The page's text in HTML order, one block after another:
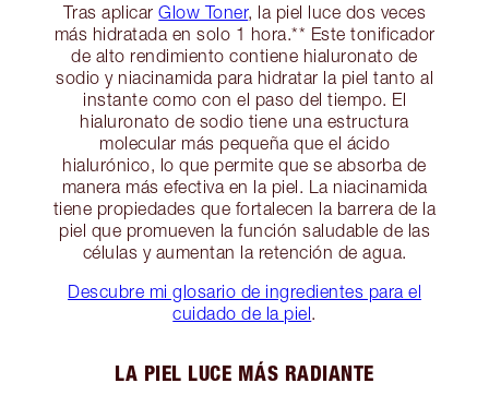
Tras aplicarGlow Toner, la piel luce dos veces
más hidratada en solo 1 hora.** Este tonificador
de alto rendimiento contiene hialuronato de
sodio y niacinamida para hidratar la piel tanto al
instante como con el paso del tiempo. El
hialuronato de sodio tiene una estructura
molecular más pequeña que el ácido
hialurónico, lo que permite que se absorba de
manera más efectiva en la piel. La niacinamida
tiene propiedades que fortalecen la barrera de la
piel que promueven la función saludable de las
células y aumentan la retención de agua.
Descubre mi glosario de ingredientes para el
cuidado de la piel .
LA PIEL LUCE MÁS RADIANTE